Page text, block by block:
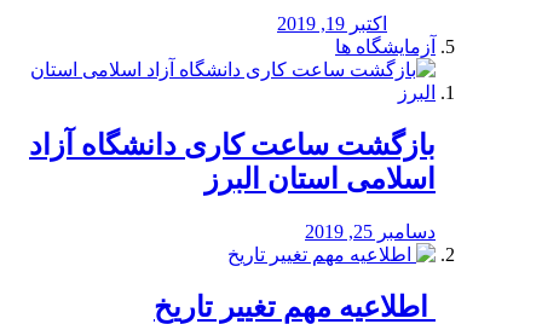
اکتبر 19, 2019
آزمایشگاه ها
بازگشت ساعت کاری دانشگاه آزاد
اسلامی استان البرز
دسامبر 25, 2019
️ اطلاعیه مهم تغییر تاریخ